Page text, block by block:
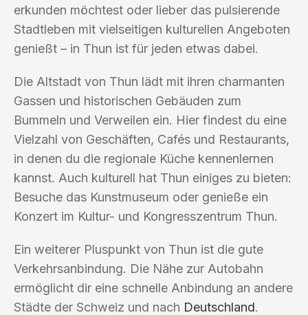
erkunden möchtest oder lieber das pulsierende
Stadtleben mit vielseitigen kulturellen Angeboten
genießt – in Thun ist für jeden etwas dabei.
Die Altstadt von Thun lädt mit ihren charmanten
Gassen und historischen Gebäuden zum
Bummeln und Verweilen ein. Hier findest du eine
Vielzahl von Geschäften, Cafés und Restaurants,
in denen du die regionale Küche kennenlernen
kannst. Auch kulturell hat Thun einiges zu bieten:
Besuche das Kunstmuseum oder genieße ein
Konzert im Kultur- und Kongresszentrum Thun.
Ein weiterer Pluspunkt von Thun ist die gute
Verkehrsanbindung. Die Nähe zur Autobahn
ermöglicht dir eine schnelle Anbindung an andere
Städte der Schweiz und nach Deutschland.